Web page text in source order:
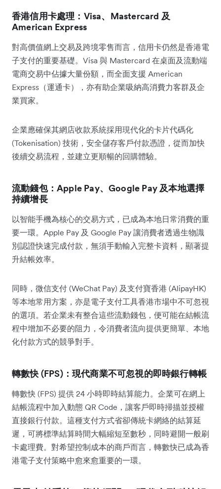
香港信用卡處理：Visa、Mastercard 及
American Express
對高價值網上交易及跨境零售而言，信用卡仍然是香港電
子支付的重要基礎。Visa 與 Mastercard 在桌面及流動端
電商交易中佔據大量份額，而全面支援 American
Express（運通卡），亦有助企業吸納高消費力客群及企
業買家。
企業應確保其網店收款系統採用現代化的卡片代碼化
(Tokenisation) 技術，安全儲存客戶付款憑證，從而加快
後續交易流程，並建立更順暢的回購體驗。
流動錢包：Apple Pay、Google Pay 及本地選擇
持續增長
以智能手機為核心的交易方式，已成為本地日常消費的重
要一環。Apple Pay 及 Google Pay 讓消費者透過生物識
別認證快速完成付款，無須手動輸入完整卡資料，顯著提
升結帳效率。
同時，微信支付 (WeChat Pay) 及支付寶香港 (AlipayHK)
等本地常用方案，亦是電子支付工具香港市場中不可忽視
的選項。若企業未有整合這些流動錢包，便可能在結帳流
程中增加不必要的阻力，令消費者流向提供更簡單、本地
化付款方式的競爭對手。
轉數快 (FPS)：現代商業不可忽視的即時銀行轉帳
轉數快 (FPS) 提供 24 小時即時結算能力。企業可在網上
結帳流程中加入動態 QR Code，讓客戶即時掃描並授權
直接銀行付款。這種支付方式省卻傳統卡網絡的結算延
遲，可將標準結算時間大幅縮短至數秒，同時避開一般刷
卡處理費。對希望控制成本的商戶而言，轉數快已成為香
港電子支付策略中愈來愈重要的一環。